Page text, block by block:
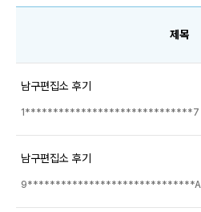
제목
남구편집소 후기
1******************************7
남구편집소 후기
9******************************A